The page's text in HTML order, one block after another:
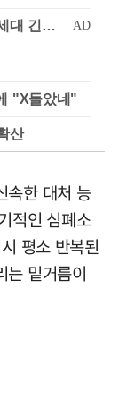
"X돌았네"
산
속한 대처 능
적인 심폐소
평소 반복된
는 밑거름이